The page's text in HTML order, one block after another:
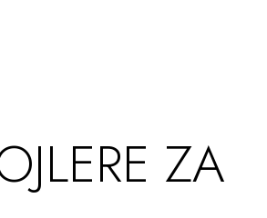
ZA